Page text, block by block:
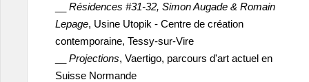
Résidences #31-32, Simon Augade & Romain
Lepage, Usine Utopik - Centre de création
contemporaine, Tessy-sur-Vire
Projections, Vaertigo, parcours d'art actuel en
Suisse Normande